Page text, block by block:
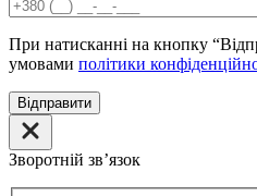
При натисканні на кнопку
умовами політики
Відправити
Зворотній звʼязок